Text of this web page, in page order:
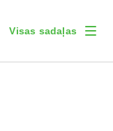
Visas sadaļas